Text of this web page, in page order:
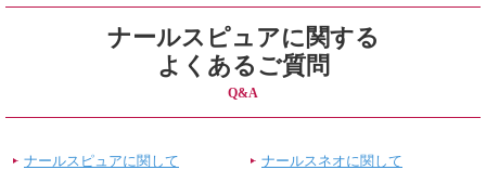
ナールスピュアに関する
よくあるご質問
Q&A
ナールスピュアに関して
ナールスネオに関して